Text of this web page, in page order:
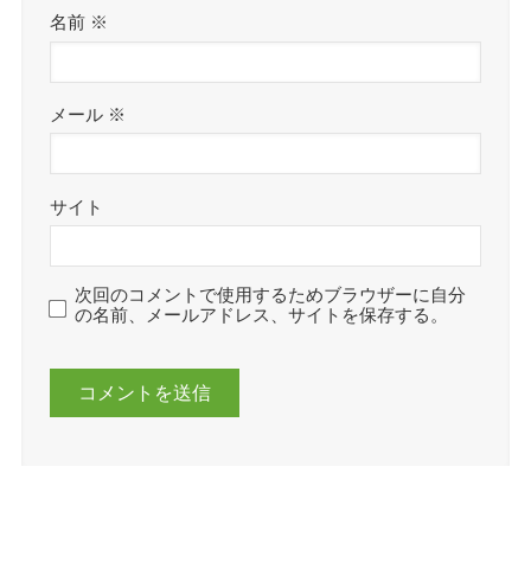
名前 ※
メール ※
サイト
次回のコメントで使用するためブラウザーに自分
の名前、メールアドレス、サイトを保存する。